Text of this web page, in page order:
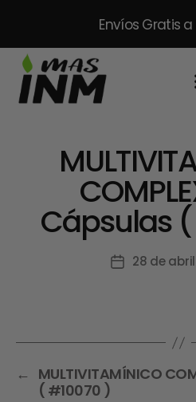
Envíos Gratis a
Cápsulas
28 de
← MULTIVITAMÍNICO
( #10070 )